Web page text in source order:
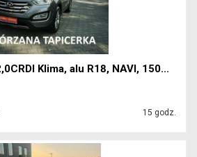
Klima, alu R18, NAVI, 150...
15 godz.